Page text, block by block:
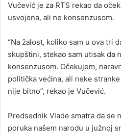
Vučević je za RTS rekao da
usvojena, ali ne konsenzusom.
“Na žalost, koliko sam u ova tri
skupštini, stekao sam utisak da
konsenzusom. Očekujem,
politička većina, ali neke
nije bitno”, rekao je Vučević.
Predsednik Vlade smatra da se
poruka našem narodu u južnoj